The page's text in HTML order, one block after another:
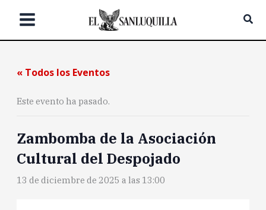
« Todos los Eventos
Este evento ha pasado.
Zambomba de la Asociación
Cultural del Despojado
13 de diciembre de 2025 a las 13:00